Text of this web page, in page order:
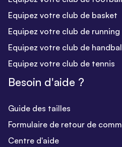
Equipez votre club de basket
Equipez votre club de running
Equipez votre club de
Equipez votre club de tennis
Besoin d'aide ?
Guide des tailles
Formulaire de retour de
Centre d'aide